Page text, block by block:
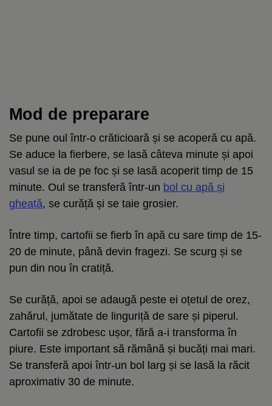
Mod de preparare
Se pune oul într-o crăticioară și se acoperă cu apă.
Se aduce la fierbere, se lasă câteva minute și apoi
vasul se ia de pe foc și se lasă acoperit timp de 15
minute. Oul se transferă într-un bol cu apă și
gheață, se curăță și se taie grosier.
Între timp, cartofii se fierb în apă cu sare timp de 15-
20 de minute, până devin fragezi. Se scurg și se
pun din nou în cratiță.
Se curăță, apoi se adaugă peste ei oțetul de orez,
zahărul, jumătate de linguriță de sare și piperul.
Cartofii se zdrobesc ușor, fără a-i transforma în
piure. Este important să rămână și bucăți mai mari.
Se transferă apoi într-un bol larg și se lasă la răcit
aproximativ 30 de minute.